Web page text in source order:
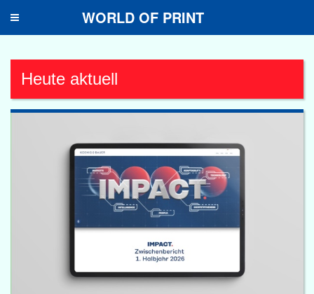
Toggle
WORLD OF PRINT
Heute aktuell